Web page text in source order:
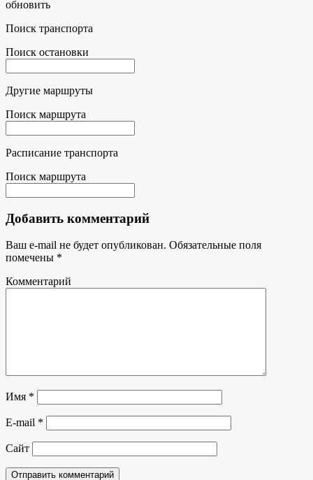
обновить
Поиск транспорта
Поиск остановки
Другие маршруты
Поиск маршрута
Расписание транспорта
Поиск маршрута
Добавить комментарий
Ваш e-mail не будет опубликован. Обязательные поля
помечены *
Комментарий
Имя *
E-mail *
Сайт